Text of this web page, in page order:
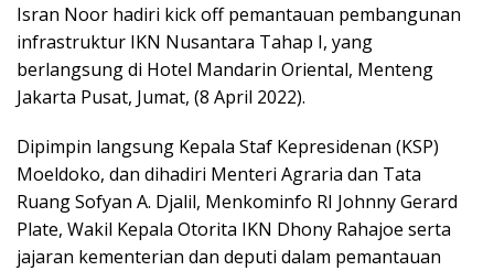
Isran Noor hadiri kick off pemantauan pembangunan
infrastruktur IKN Nusantara Tahap I, yang
berlangsung di Hotel Mandarin Oriental, Menteng
Jakarta Pusat, Jumat, (8 April 2022).
Dipimpin langsung Kepala Staf Kepresidenan (KSP)
Moeldoko, dan dihadiri Menteri Agraria dan Tata
Ruang Sofyan A. Djalil, Menkominfo RI Johnny Gerard
Plate, Wakil Kepala Otorita IKN Dhony Rahajoe serta
jajaran kementerian dan deputi dalam pemantauan